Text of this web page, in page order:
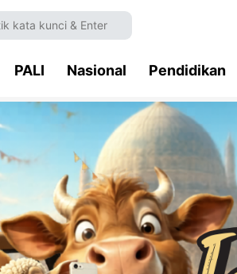
PALI Nasional Pendidikan